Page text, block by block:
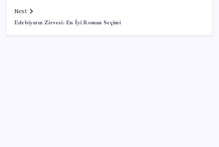
Next
Edebiyatın Zirvesi: En İyi Roman Seçimi